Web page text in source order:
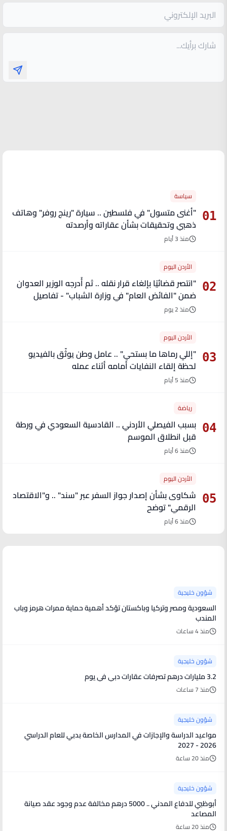
01
سياسة
"أغنى متسول" في فلسطين .. سيارة "رينج روفر" وهاتف
ذهبي وتحقيقات بشأن عقاراته وأرصدته
منذ 3 أيام
02
الأردن اليوم
"انتصر قضائيًا بإلغاء قرار نقله .. ثم أُدرجه الوزير العدوان
ضمن "الفائض العام" في وزارة الشباب" - تفاصيل
منذ 2 يوم
03
الأردن اليوم
"إللي رماها ما بستحي" .. عامل وطن يوثّق بالفيديو
لحظة إلقاء النفايات أمامه أثناء عمله
منذ 5 أيام
04
رياضة
بسبب الفيصلي الأردني .. القادسية السعودي في ورطة
قبل انطلاق الموسم
منذ 6 أيام
05
الأردن اليوم
شكاوى بشأن إصدار جواز السفر عبر "سند" .. و"الاقتصاد
الرقمي" توضح
منذ 6 أيام
شؤون خليجية
السعودية ومصر وتركيا وباكستان تؤكد أهمية حماية ممرات هرمز وباب
المندب
منذ 4 ساعات
شؤون خليجية
3.2 مليارات درهم تصرفات عقارات دبي في يوم
منذ 7 ساعات
شؤون خليجية
مواعيد الدراسة والإجازات في المدارس الخاصة بدبي للعام الدراسي
2026 - 2027
منذ 20 ساعة
شؤون خليجية
أبوظبي للدفاع المدني .. 5000 درهم مخالفة عدم وجود عقد صيانة
المصاعد
منذ 20 ساعة